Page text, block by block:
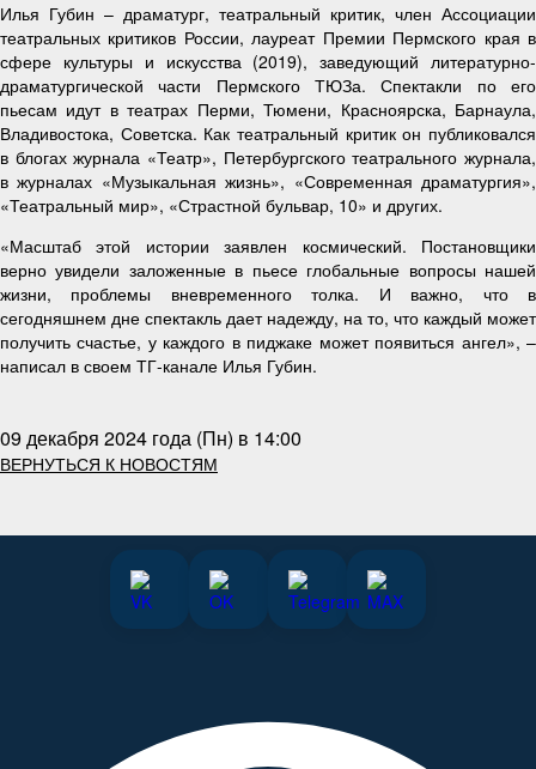
Илья Губин – драматург, театральный критик, член Ассоциации
театральных критиков России, лауреат Премии Пермского края в
сфере культуры и искусства (2019), заведующий литературно-
драматургической части Пермского ТЮЗа. Спектакли по его
пьесам идут в театрах Перми, Тюмени, Красноярска, Барнаула,
Владивостока, Советска. Как театральный критик он публиковался
в блогах журнала «Театр», Петербургского театрального журнала,
в журналах «Музыкальная жизнь», «Современная драматургия»,
«Театральный мир», «Страстной бульвар, 10» и других.
«Масштаб этой истории заявлен космический. Постановщики
верно увидели заложенные в пьесе глобальные вопросы нашей
жизни, проблемы вневременного толка. И важно, что в
сегодняшнем дне спектакль дает надежду, на то, что каждый может
получить счастье, у каждого в пиджаке может появиться ангел», –
написал в своем ТГ-канале Илья Губин.
09 декабря 2024 года (Пн) в 14:00
ВЕРНУТЬСЯ К НОВОСТЯМ